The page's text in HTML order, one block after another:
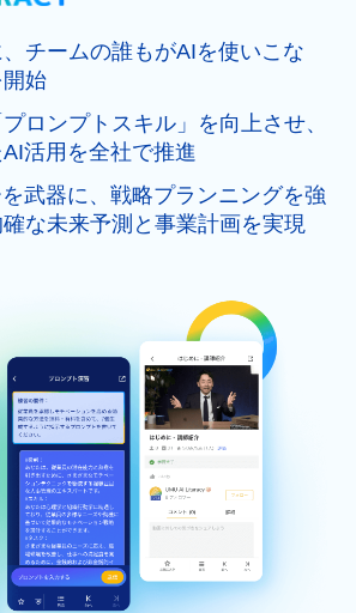
チームの誰もがAIを使いこな
開始
ロンプトスキル」を向上させ、
活用を全社で推進
武器に、戦略プランニングを強
な未来予測と事業計画を実現